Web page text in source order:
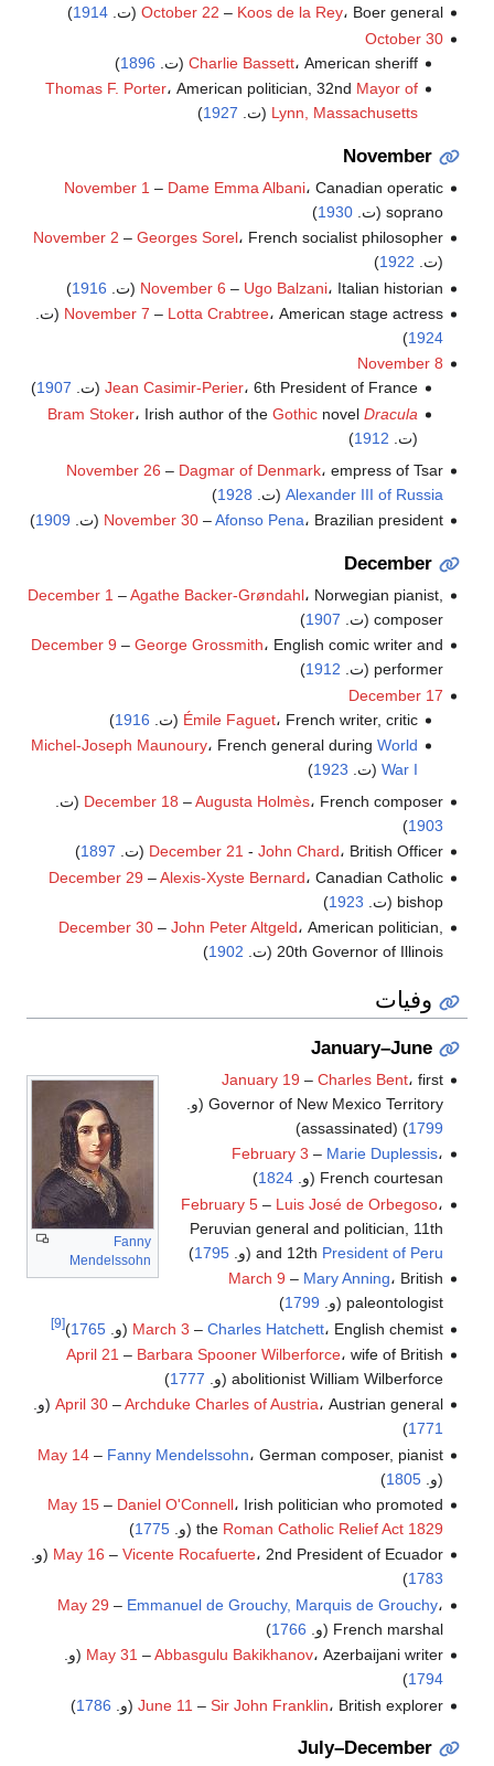
October 22 – Koos de la Rey، Boer general (ت. 1914
)
October 30
Charlie Bassett، American sheriff (ت. 1896
)
Thomas F. Porter، American politician, 32nd Mayor of
Lynn, Massachusetts (ت. 1927
)
November
November 1 – Dame Emma Albani، Canadian operatic
soprano (ت.
1930
)
November 2 – Georges Sorel، French socialist philosopher
(ت. 1922
)
November 6 – Ugo Balzani، Italian historian (ت. 1916
)
November 7 – Lotta Crabtree، American stage actress (ت.
1924
)
November 8
Jean Casimir-Perier، 6th President of France (ت. 1907
)
Bram Stoker، Irish author of theGothic novelDracula
(ت. 1912
)
November 26 – Dagmar of Denmark، empress of Tsar
Alexander III of Russia (ت. 1928
)
November 30–Afonso Pena، Brazilian president (ت. 1909
)
December
December 1 –Agathe Backer-Grøndahl، Norwegian pianist,
composer (ت.
1907
)
December 9 – George Grossmith، English comic writer and
performer (ت.
1912
)
December 17
Émile Faguet، French writer, critic (ت. 1916
)
Michel-Joseph Maunoury، French general duringWorld
War I(ت. 1923
)
December 18 –Augusta Holmès، French composer (ت.
1903
)
December 21 - John Chard، British Officer (ت. 1897
)
December 29 –Alexis-Xyste Bernard، Canadian Catholic
bishop (ت.
1923
)
December 30– John Peter Altgeld، American politician,
20th Governor of Illinois (ت.
1902
)
وفيات
January–June
Fanny
Mendelssohn
January 19 – Charles Bent، first
Governor of New Mexico Territory (و.
1799
) (assassinated)
February 3 – Marie Duplessis،
French courtesan (و.
1824
)
February 5– Luis José de Orbegoso،
Peruvian general and politician, 11th
and 12th President of Peru (و.1795
)
March 9 – Mary Anning، British
paleontologist (و.
1799
)
March 3 – Charles Hatchett، English chemist (و. 1765
)
[9]
April 21 – Barbara Spooner Wilberforce، wife of British
abolitionist William Wilberforce (و.
1777
)
April 30–Archduke Charles of Austria، Austrian general (و.
1771
)
May 14– Fanny Mendelssohn، German composer, pianist
(و.1805
)
May 15– Daniel O'Connell، Irish politician who promoted
the Roman Catholic Relief Act 1829 (و.1775
)
May 16 – Vicente Rocafuerte، 2nd President of Ecuador (و.
1783
)
May 29 – Emmanuel de Grouchy, Marquis de Grouchy،
French marshal (و.
1766
)
May 31 –Abbasgulu Bakikhanov، Azerbaijani writer (و.
1794
)
June 11 – Sir John Franklin، British explorer (و. 1786
)
July–December